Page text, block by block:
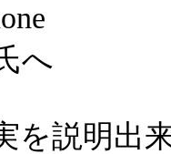
へ
を説明出